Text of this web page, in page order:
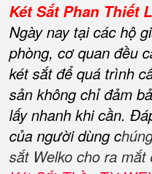
Két Sắt Phan Thiết
Ngày nay tại các hộ
phòng, cơ quan đều
két sắt để quá trình
sản không chỉ đảm
lấy nhanh khi cần.
của người dùng c
sắt Welko cho ra mắt